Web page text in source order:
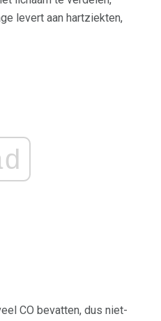
levert aan hartziekten,
CO bevatten, dus niet-